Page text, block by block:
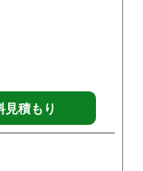
見積もり